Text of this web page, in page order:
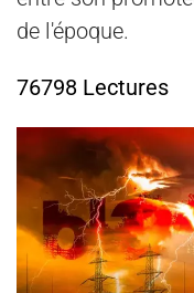
de l'époque.
76798 Lectures